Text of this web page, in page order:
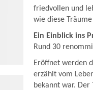
friedvollen und
wie diese
Ein Einblick ins
Rund 30
Eröffnet werden
erzählt vom
bekannt war. Der